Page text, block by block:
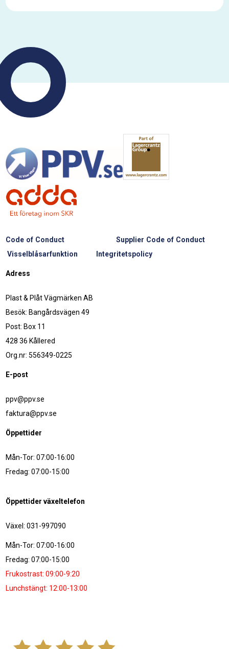
Code of Conduct
Supplier Code of Conduct
Visselblåsarfunktion
Integritetspolicy
Adress
Plast & Plåt Vägmärken AB
Besök: Bangårdsvägen 49
Post: Box 11
428 36 Kållered
Org.nr: 556349-0225
E-post
ppv@ppv.se
faktura@ppv.se
Öppettider
Mån-Tor: 07:00-16:00
Fredag: 07:00-15:00
Öppettider växeltelefon
Växel: 031-997090
Mån-Tor: 07:00-16:00
Fredag: 07:00-15:00
Frukostrast: 09:00-9:20
Lunchstängt: 12:00-13:00